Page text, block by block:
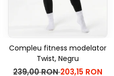
Compleu fitness modelator
Twist, Negru
239,00 RON203,15 RON